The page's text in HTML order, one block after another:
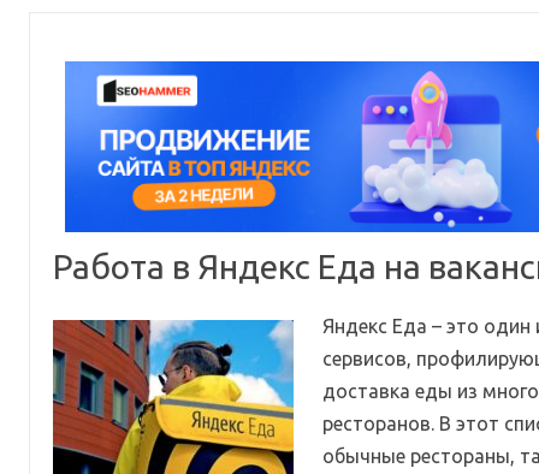
Работа в Яндекс Еда на
Яндекс Еда – это
сервисов,
доставка еды из
ресторанов. В этот
обычные рестораны,